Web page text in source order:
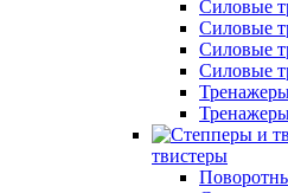
Силовые
Силовые
Силовые
Силовые
твистеры